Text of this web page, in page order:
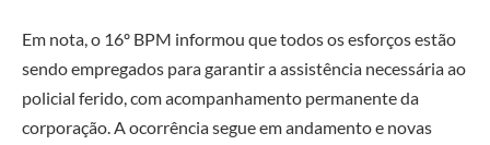
Em nota, o 16º BPM informou que todos os esforços estão
sendo empregados para garantir a assistência necessária ao
policial ferido, com acompanhamento permanente da
corporação. A ocorrência segue em andamento e novas